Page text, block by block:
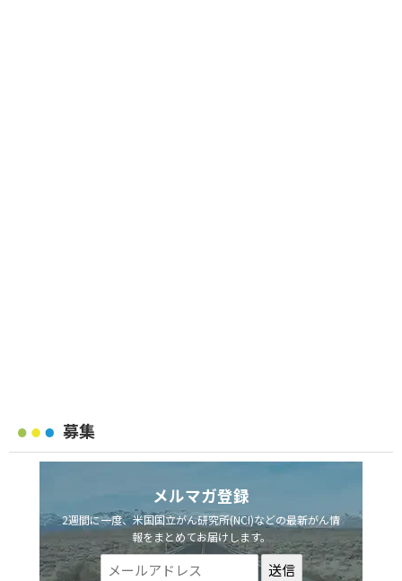
募集
メルマガ登録
2週間に一度、米国国立がん研究所(NCI)などの最新がん情
報をまとめてお届けします。